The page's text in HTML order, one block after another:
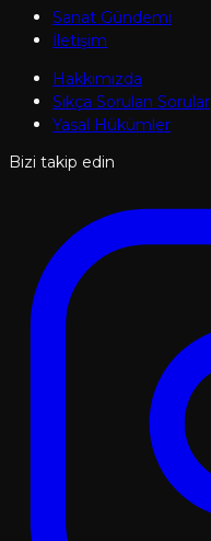
Sanat Gündemi
İletişim
Hakkımızda
Sıkça Sorulan Sorular
Yasal Hükümler
Bizi takip edin